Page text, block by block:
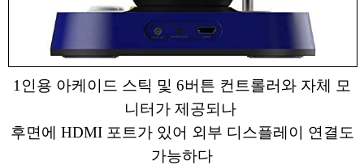
1인용 아케이드 스틱 및 6버튼 컨트롤러와 자체 모
니터가 제공되나
후면에 HDMI 포트가 있어 외부 디스플레이 연결도
가능하다